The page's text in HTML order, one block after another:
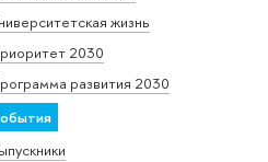
жизнь
2030
развития 2030